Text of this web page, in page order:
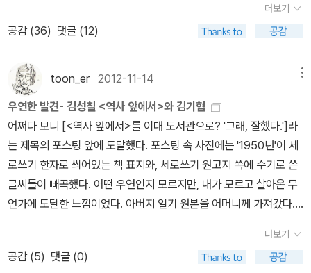
일 넘게 물 한 모금 마시지 못하고 버텨야 했다니까. 그러고 보니 지식
산업사에서 나온 <6.25 일지>라는 책도 있었으니, 다시 꺼내서 나란
의 부친이 국문학자라서 <훈민정음>을 소장하다 최남선에게 넘겼다
는 기록이 있던데, 마침 강신항도 <훈민정음> 연구로 유명하니 흥미
로운 우연의 일치인 셈이다. 그나저나 그 책을 도대체 어디 두었는
지...
듣는 역사 관련 팟캐스트 몇 개 정리해 보련다.가장 재미있고 가장 핫
한 방송은 아무래도 이박사와 이작가의 이이제이다.http://www.po
dbbang.com/ch/4362 초반에 이름없는 방송이었을 때는 얼른
뜨고 싶은 욕심에 너무 자극적이고 센 발언을 남발했다면, 이제 팟캐
스트 방송의 넘버원으로 자리매김한 이후로는 수위 조절이 자연스러
워졌다. 캐릭터 구축도 이미 끝났고, 적당히 자신감 발산하면서 진지
함과 유머도 잘 섞어서 방송 중이다. 김대중, 김영삼, 노무현 특집은
명방송이었다. 그밖에 기업 특집도 다른 방송에서 보기 힘든 신선함
을 주었다.안기부, 박정희, 전두환, 조중동, 뉴라이트 특집도 재밌었
다. 사실 모든 방송을 '특집'이라고 표현하는데 2시간 넘는 방송은 모
두 특집으로 명명한다는 작가의 소신 때문이다. 김원봉, 여운형, 김구
특집은 눈물 겨웠다. 특히 몽양 여운형 선생 편에서 마지막에 나온 노
래가 조용필이 평양에서 부른 '홀로 아리랑'이었는데, 방송 듣던 지하
더보기
공감 (36) 댓글 (12)
toon_er2012-11-14
우연한 발견- 김성칠 <역사 앞에서>와 김기협
어쩌다 보니 [<역사 앞에서>를 이대 도서관으로? '그래, 잘했다.']라
는 제목의 포스팅 앞에 도달했다. 포스팅 속 사진에는 '1950년'이 세
로쓰기 한자로 씌어있는 책 표지와, 세로쓰기 원고지 쏙에 수기로 쓴
글씨들이 빼곡했다. 어떤 우연인지 모르지만, 내가 모르고 살아온 무
언가에 도달한 느낌이었다. 아버지 일기 원본을 어머니께 가져갔다.
보여주지 않고 36년간 지키셨던 아버지 육필을 어머니가 손수 떠나
보내시게 하고 싶었다.- 위 링크.위 문장으로 시작하는 포스팅을 찬찬
더보기
공감 (5) 댓글 (0)